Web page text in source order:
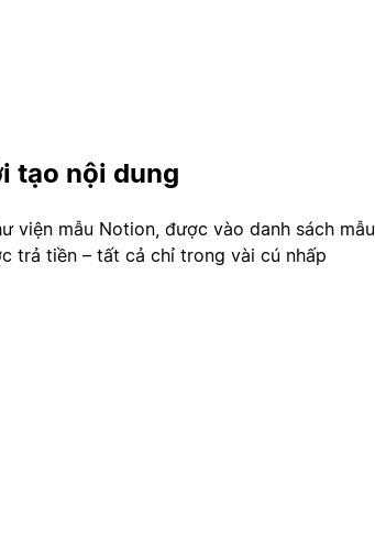
tạo nội dung
viện mẫu Notion, được vào danh sách mẫu
trả tiền – tất cả chỉ trong vài cú nhấp